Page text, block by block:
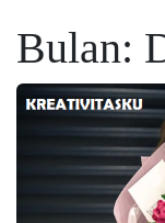
Bulan: